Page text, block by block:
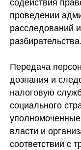
содействия
проведении
расследований
разбирательства.
Передача
дознания и
налоговую
социального
власти и
соответствии с